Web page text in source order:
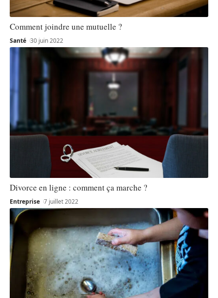
Comment joindre une mutuelle ?
Santé 30 juin 2022
Divorce en ligne : comment ça marche ?
Entreprise 7 juillet 2022